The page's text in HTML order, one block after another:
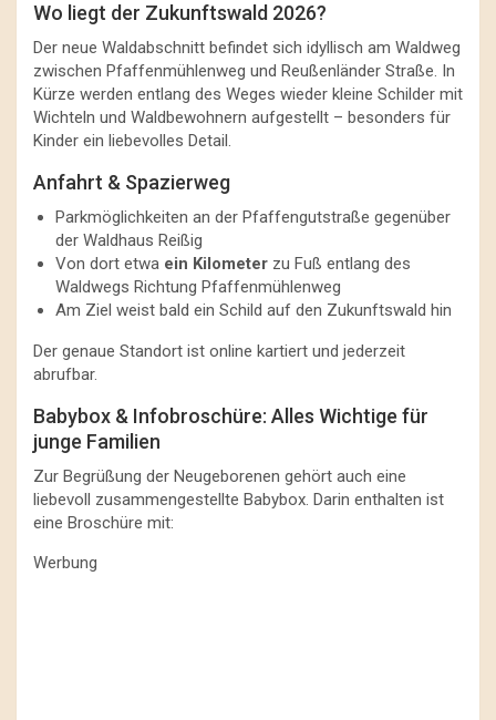
Wo liegt der Zukunftswald 2026?
Der neue Waldabschnitt befindet sich idyllisch am Waldweg
zwischen Pfaffenmühlenweg und Reußenländer Straße. In
Kürze werden entlang des Weges wieder kleine Schilder mit
Wichteln und Waldbewohnern aufgestellt – besonders für
Kinder ein liebevolles Detail.
Anfahrt & Spazierweg
Parkmöglichkeiten an der Pfaffengutstraße gegenüber
der Waldhaus Reißig
Von dort etwa ein Kilometer zu Fuß entlang des
Waldwegs Richtung Pfaffenmühlenweg
Am Ziel weist bald ein Schild auf den Zukunftswald hin
Der genaue Standort ist online kartiert und jederzeit
abrufbar.
Babybox & Infobroschüre: Alles Wichtige für
junge Familien
Zur Begrüßung der Neugeborenen gehört auch eine
liebevoll zusammengestellte Babybox. Darin enthalten ist
eine Broschüre mit:
Werbung